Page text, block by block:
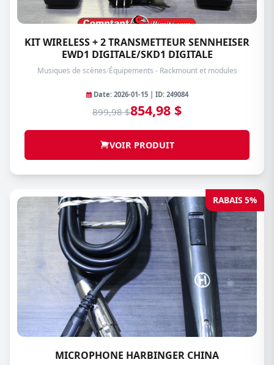
KIT WIRELESS + 2 TRANSMETTEUR SENNHEISER
EWD1 DIGITALE/SKD1 DIGITALE
Musiques de scènes/Équipements - Rackmount et modules
Date: 2026-01-15 | ID: 249084
899,98 $854,98 $
VOIR PRODUIT
RABAIS 5%
MICROPHONE HARBINGER CHINA